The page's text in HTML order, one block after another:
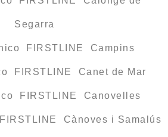
Segarra
FIRSTLINE Campins
FIRSTLINE Canet de Mar
FIRSTLINE Canovelles
Cànoves i Samalús